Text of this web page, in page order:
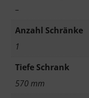
–
Anzahl Schränke
1
Tiefe Schrank
570 mm